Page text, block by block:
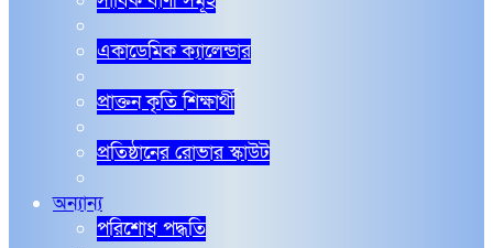
একাডেমিক ক্যালেন্ডার
প্রাক্তন কৃতি শিক্ষার্থী
প্রতিষ্ঠানের রোভার স্কাউট
অন্যান্য
পরিশোধ পদ্ধতি